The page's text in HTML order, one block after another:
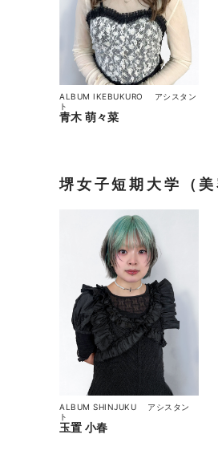
青木 萌々菜
ALBUM IKEBUKURO
アシスタン
ト
堺女子短期大学（美
玉置 小春
ALBUM SHINJUKU
アシスタン
ト